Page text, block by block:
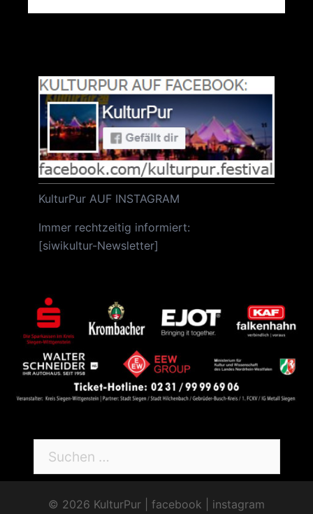
KulturPur AUF INSTAGRAM
Immer rechtzeitig informiert:
[siwikultur-Newsletter]
Suchen
nach:
© 2026 KulturPur | facebook instagram